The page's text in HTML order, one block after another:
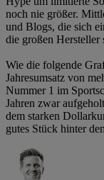
noch nie größer.
und Blogs, die sich
die großen
Wie die folgende
Jahresumsatz von
Nummer 1 im
Jahren zwar
dem starken
gutes Stück hinter